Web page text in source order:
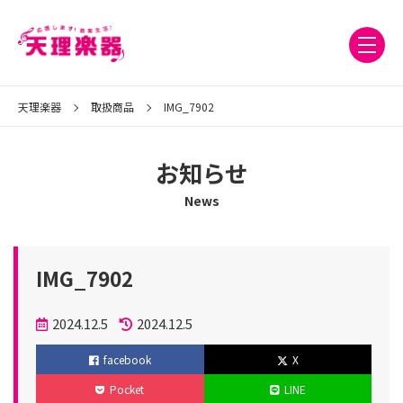
天理楽器 取扱商品 IMG_7902
お知らせ
News
IMG_7902
投
稿
日
2024.12.5
更
新
2024.12.5
facebook
X
Pocket
LINE